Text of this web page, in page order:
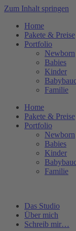
Zum Inhalt springen
Home
Pakete & Preise
Portfolio
Newborn
Babies
Kinder
Familie
Home
Pakete & Preise
Portfolio
Newborn
Babies
Kinder
Familie
Das Studio
Über mich
Schreib mir…